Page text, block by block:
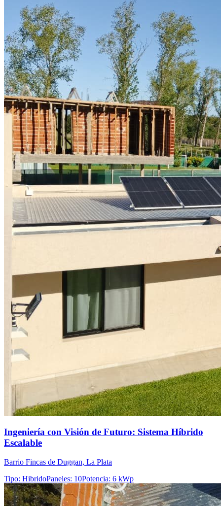
Ingeniería con Visión de Futuro: Sistema Híbrido
Escalable
Barrio Fincas de Duggan, La Plata
Tipo: HibridoPaneles: 10Potencia: 6 kWp